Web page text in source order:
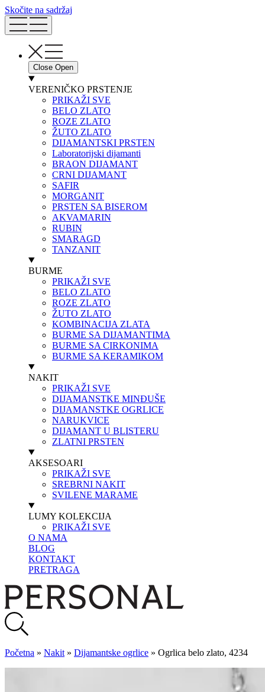
Skočite na sadržaj
Close Open
VERENIČKO PRSTENJE
PRIKAŽI SVE
BELO ZLATO
ROZE ZLATO
ŽUTO ZLATO
DIJAMANTSKI PRSTEN
Laboratorijski dijamanti
BRAON DIJAMANT
CRNI DIJAMANT
SAFIR
MORGANIT
PRSTEN SA BISEROM
AKVAMARIN
RUBIN
SMARAGD
TANZANIT
BURME
PRIKAŽI SVE
BELO ZLATO
ROZE ZLATO
ŽUTO ZLATO
KOMBINACIJA ZLATA
BURME SA DIJAMANTIMA
BURME SA CIRKONIMA
BURME SA KERAMIKOM
NAKIT
PRIKAŽI SVE
DIJAMANSTKE MINĐUŠE
DIJAMANSTKE OGRLICE
NARUKVICE
DIJAMANT U BLISTERU
ZLATNI PRSTEN
AKSESOARI
PRIKAŽI SVE
SREBRNI NAKIT
SVILENE MARAME
LUMY KOLEKCIJA
PRIKAŽI SVE
O NAMA
BLOG
KONTAKT
PRETRAGA
Početna » Nakit » Dijamantske ogrlice » Ogrlica belo zlato, 4234